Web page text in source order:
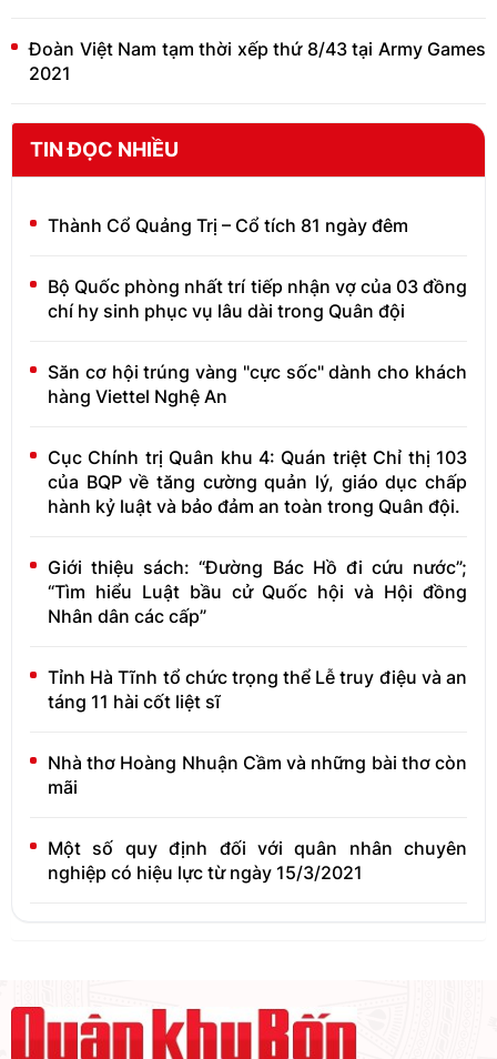
Đoàn Việt Nam tạm thời xếp thứ 8/43 tại Army Games
2021
TIN ĐỌC NHIỀU
Thành Cổ Quảng Trị – Cổ tích 81 ngày đêm
Bộ Quốc phòng nhất trí tiếp nhận vợ của 03 đồng
chí hy sinh phục vụ lâu dài trong Quân đội
Săn cơ hội trúng vàng "cực sốc" dành cho khách
hàng Viettel Nghệ An
Cục Chính trị Quân khu 4: Quán triệt Chỉ thị 103
của BQP về tăng cường quản lý, giáo dục chấp
hành kỷ luật và bảo đảm an toàn trong Quân đội.
Giới thiệu sách: “Đường Bác Hồ đi cứu nước”;
“Tìm hiểu Luật bầu cử Quốc hội và Hội đồng
Nhân dân các cấp”
Tỉnh Hà Tĩnh tổ chức trọng thể Lễ truy điệu và an
táng 11 hài cốt liệt sĩ
Nhà thơ Hoàng Nhuận Cầm và những bài thơ còn
mãi
Một số quy định đối với quân nhân chuyên
nghiệp có hiệu lực từ ngày 15/3/2021